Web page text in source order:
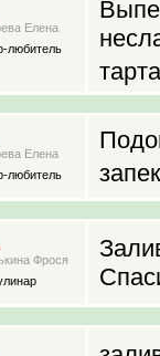
Елена
любитель
Елена
любитель
Фрося